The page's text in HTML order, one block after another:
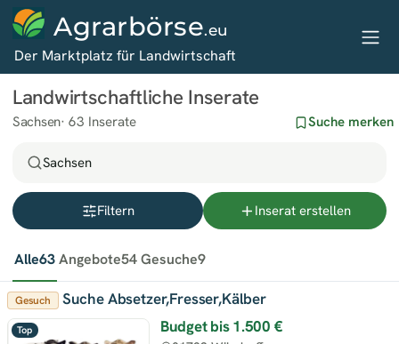
Agrarbörse.eu
Der Marktplatz für Landwirtschaft
Landwirtschaftliche Inserate
Sachsen 63 Inserate Suche merken
Sachsen
Filtern Inserat erstellen
Alle63Angebote54Gesuche9
Top
Gesuch
Suche Absetzer,Fresser,Kälber
Budget bis1.500 €